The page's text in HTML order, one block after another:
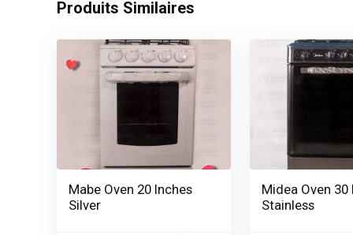
Produits Similaires
Mabe Oven 20 Inches
Silver
Midea Oven 30
Stainless